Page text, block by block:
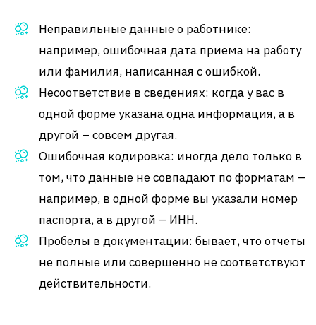
Неправильные данные о работнике:
например, ошибочная дата приема на работу
или фамилия, написанная с ошибкой.
Несоответствие в сведениях: когда у вас в
одной форме указана одна информация, а в
другой – совсем другая.
Ошибочная кодировка: иногда дело только в
том, что данные не совпадают по форматам –
например, в одной форме вы указали номер
паспорта, а в другой – ИНН.
Пробелы в документации: бывает, что отчеты
не полные или совершенно не соответствуют
действительности.